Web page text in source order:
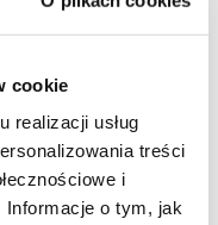
cookie
realizacji usług
treści
i
o tym, jak